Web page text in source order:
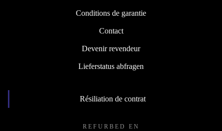
Conditions de garantie
Contact
Devenir revendeur
Lieferstatus abfragen
Résiliation de contrat
REFURBED EN